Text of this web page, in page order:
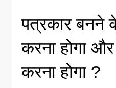
पत्रकार बनने
करना होगा
करना होगा ?